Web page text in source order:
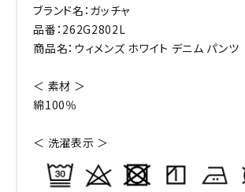
ブランド名：ガッチャ
品番：262G2802L
商品名：ウィメンズ ホワイト デニム パンツ
＜ 素材 ＞
綿100％
＜ 洗濯表示 ＞